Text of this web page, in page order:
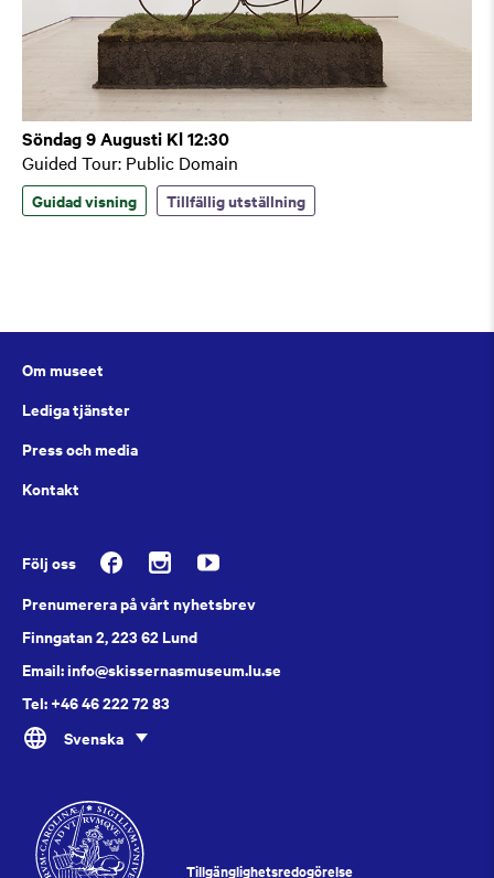
Söndag 9 Augusti Kl 12:30
Guided Tour: Public Domain
Guidad visning Tillfällig utställning
Om museet
Lediga tjänster
Press och media
Kontakt
Följ oss
Prenumerera på vårt nyhetsbrev
Finngatan 2, 223 62 Lund
Email: info@skissernasmuseum.lu.se
Tel: +46 46 222 72 83
Svenska
Tillgänglighetsredogörelse